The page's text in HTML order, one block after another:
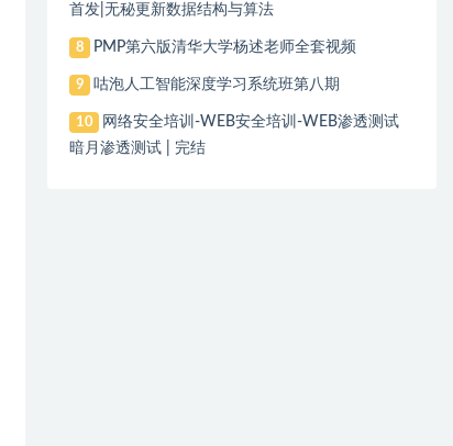
首发|无秘更新数据结构与算法
8 PMP第六版清华大学杨述老师全套视频
9 咕泡人工智能深度学习系统班第八期
10
网络安全培训-WEB安全培训-WEB渗透测试
暗月渗透测试 | 完结